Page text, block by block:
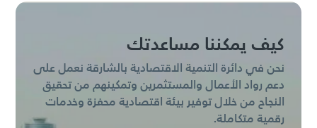
كيف يمكننا مساعدتك
نحن في دائرة التنمية الاقتصادية بالشارقة نعمل على
دعم رواد الأعمال والمستثمرين وتمكينهم من تحقيق
النجاح من خلال توفير بيئة اقتصادية محفزة وخدمات
رقمية متكاملة.